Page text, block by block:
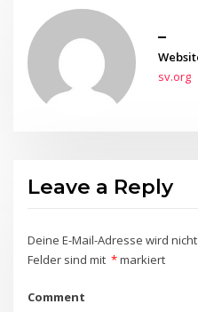
_
sv.org
Leave a Reply
Deine E-Mail-Adresse wird
Felder sind mit *markiert
Comment